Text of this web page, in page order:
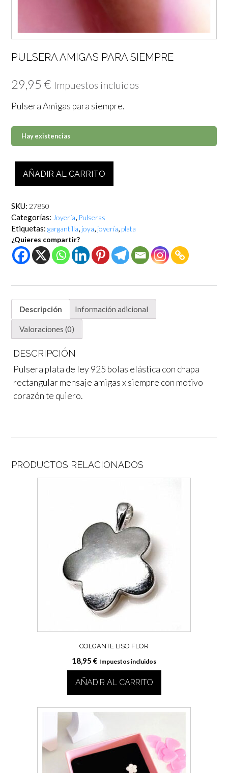
PULSERA AMIGAS PARA SIEMPRE
29,95 € Impuestos incluidos
Pulsera Amigas para siempre.
Hay existencias
Amigas
para
cantidad
AÑADIR AL CARRITO
SKU: 27850
Categorías: Joyería, Pulseras
Etiquetas: gargantilla, joya, joyería, plata
¿Quieres compartir?
Descripción Información adicional
Valoraciones (0)
DESCRIPCIÓN
Pulsera plata de ley 925 bolas elástica con chapa
rectangular mensaje amigas x siempre con motivo
corazón te quiero.
PRODUCTOS RELACIONADOS
COLGANTE LISO FLOR
18,95 € Impuestos incluidos
AÑADIR AL CARRITO